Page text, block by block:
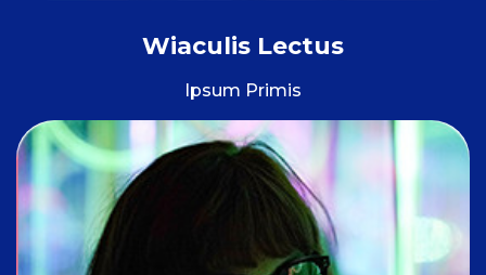
Wiaculis Lectus
Ipsum Primis